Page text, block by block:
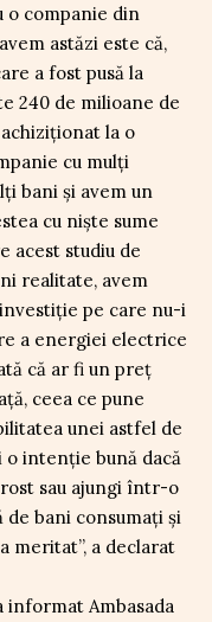
o companie din
astăzi este că,
a fost pusă la
240 de milioane de
la o
cu mulți
bani și avem un
cu niște sume
acest studiu de
realitate, avem
pe care nu-i
a energiei electrice
că ar fi un preț
ceea ce pune
unei astfel de
o intenție bună dacă
sau ajungi într-o
bani consumați și
meritat”, a declarat
Ambasada